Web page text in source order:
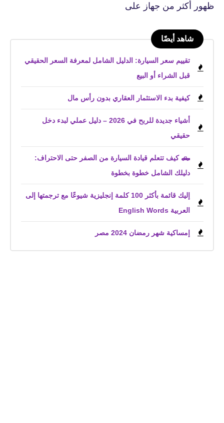
ظهور أكثر من جهاز على
شاهد أيضًا
تقييم سعر السيارة: الدليل الشامل لمعرفة السعر الحقيقي
قبل الشراء أو البيع
كيفية بدء الاستثمار العقاري بدون رأس مال
أشياء جديدة للربح في 2026 – دليل عملي لبدء دخل
حقيقي
🛻 كيف تتعلم قيادة السيارة من الصفر حتى الاحتراف:
دليلك الشامل خطوة بخطوة
إليك قائمة بأكثر 100 كلمة إنجليزية شيوعًا مع ترجمتها إلى
العربية English Words
إمساكية شهر رمضان 2024 مصر